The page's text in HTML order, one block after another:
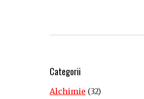
Categorii
Alchimie (32)